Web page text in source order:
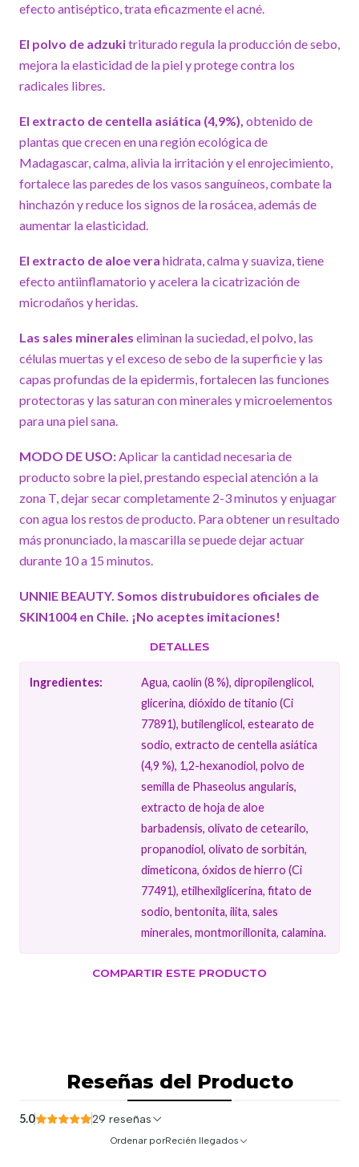
efecto antiséptico, trata eficazmente el acné.
El polvo de adzukitriturado regula la producción de sebo,
mejora la elasticidad de la piel y protege contra los
radicales libres.
El extracto de centella asiática (4,9%), obtenido de
plantas que crecen en una región ecológica de
Madagascar, calma, alivia la irritación y el enrojecimiento,
fortalece las paredes de los vasos sanguíneos, combate la
hinchazón y reduce los signos de la rosácea, además de
aumentar la elasticidad.
El extracto de aloe vera hidrata, calma y suaviza, tiene
efecto antiinflamatorio y acelera la cicatrización de
microdaños y heridas.
Las sales minerales eliminan la suciedad, el polvo, las
células muertas y el exceso de sebo de la superficie y las
capas profundas de la epidermis, fortalecen las funciones
protectoras y las saturan con minerales y microelementos
para una piel sana.
MODO DE USO:Aplicar la cantidad necesaria de
producto sobre la piel, prestando especial atención a la
zona T, dejar secar completamente 2-3 minutos y enjuagar
con agua los restos de producto. Para obtener un resultado
más pronunciado, la mascarilla se puede dejar actuar
durante 10 a 15 minutos.
UNNIE BEAUTY. Somos distrubuidores oficiales de
SKIN1004 en Chile. ¡No aceptes imitaciones!
DETALLES
Ingredientes:
Agua, caolín (8 %), dipropilenglicol,
glicerina, dióxido de titanio (Ci
77891), butilenglicol, estearato de
sodio, extracto de centella asiática
(4,9 %), 1,2-hexanodiol, polvo de
semilla de Phaseolus angularis,
extracto de hoja de aloe
barbadensis, olivato de cetearilo,
propanodiol, olivato de sorbitán,
dimeticona, óxidos de hierro (Ci
77491), etilhexilglicerina, fitato de
sodio, bentonita, ilita, sales
minerales, montmorillonita, calamina.
COMPARTIR ESTE PRODUCTO
Reseñas del Producto
5.0 29 reseñas
Ordenar porRecién llegados